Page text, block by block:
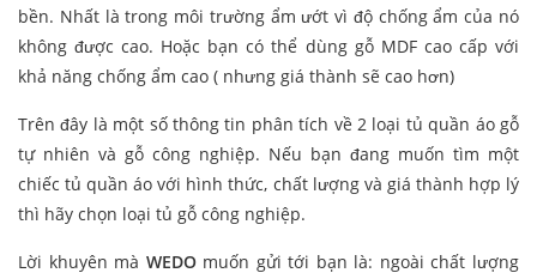
bền. Nhất là trong môi trường ẩm ướt vì độ chống ẩm của nó
không được cao. Hoặc bạn có thể dùng gỗ MDF cao cấp với
khả năng chống ẩm cao ( nhưng giá thành sẽ cao hơn)
Trên đây là một số thông tin phân tích về 2 loại tủ quần áo gỗ
tự nhiên và gỗ công nghiệp. Nếu bạn đang muốn tìm một
chiếc tủ quần áo với hình thức, chất lượng và giá thành hợp lý
thì hãy chọn loại tủ gỗ công nghiệp.
Lời khuyên mà WEDO muốn gửi tới bạn là: ngoài chất lượng